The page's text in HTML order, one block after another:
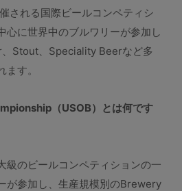
される国際ビールコンペティシ
心に世界中のブルワリーが参加し
Stout、Speciality Beerなど多
す。
（USOB）とは何です
級のビールコンペティションの一
が参加し、生産規模別のBrewery